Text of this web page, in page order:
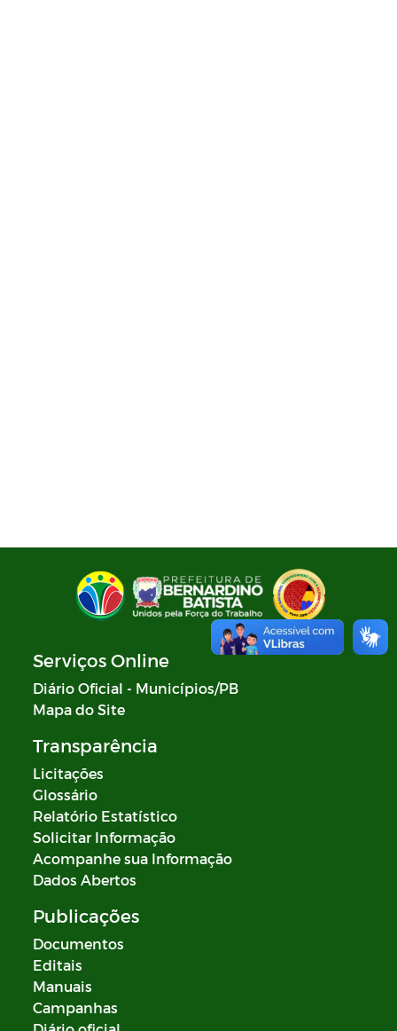
Lei Aldir Blanc
Edital Artistas Batistenses Lei Aldir
Blanc 14.017/2020
Lei Aldir Blanc
Serviços Online
Diário Oficial - Municípios/PB
Mapa do Site
Transparência
Licitações
Glossário
Relatório Estatístico
Solicitar Informação
Acompanhe sua Informação
Dados Abertos
Publicações
Documentos
Editais
Manuais
Campanhas